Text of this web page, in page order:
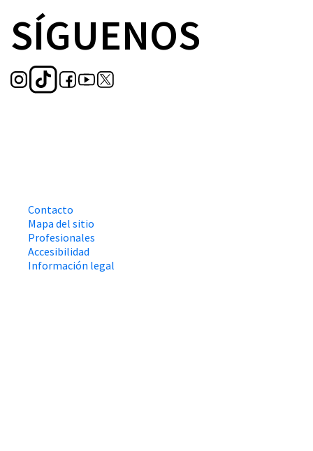
SÍGUENOS
Contacto
Mapa del sitio
Profesionales
Accesibilidad
Información legal